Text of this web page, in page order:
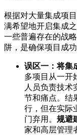
根据对大量集成项
满希望地开启集成
一些普遍存在的战
阱，是确保项目成功
误区一：将集
多项目从一开
人员负责技术
节和痛点。结
行，但在实际
门弃用。 规避
家和高层管理